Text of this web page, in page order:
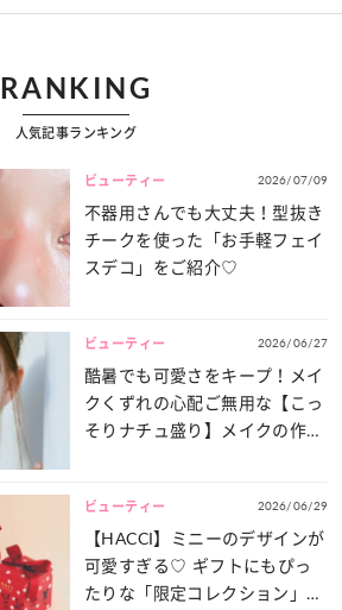
RANKING
人気記事ランキング
ビューティー 2026/07/09
不器用さんでも大丈夫！型抜き
チークを使った「お手軽フェイ
スデコ」をご紹介♡
ビューティー 2026/06/27
酷暑でも可愛さをキープ！メイ
クくずれの心配ご無用な【こっ
そりナチュ盛り】メイクの作り
ビューティー 2026/06/29
【HACCI】ミニーのデザインが
可愛すぎる♡ ギフトにもぴっ
たりな「限定コレクション」が